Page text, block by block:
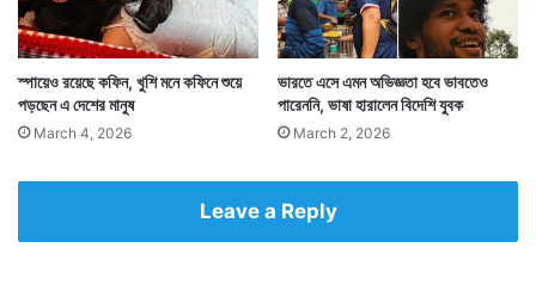
প্রয়োজন পড়ে চুলের স্বাস্থ্য বজায় রাখতে। প্রয়োজনে তাই মাল্টি
ভিটামিন খাওয়া যেতে পারে। যা চুলের প্রয়োজনীয় পুষ্টি ফিরিয়ে
দিয়ে চুলকে ভাল করে তুলবে।
স্পায়েও রয়েছে কফিন, খুশি মনে কফিনে শুয়ে
পড়ছেন এ দেশের মানুষ
March 4, 2026
ভারতে এসে এমন অভিজ্ঞতা হবে ভাবতেও
পারেননি, ভাষা হারালেন বিদেশি যুবক
March 2, 2026
Leave a Reply